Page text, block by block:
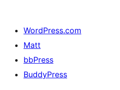
WordPress.com
Matt
bbPress
BuddyPress